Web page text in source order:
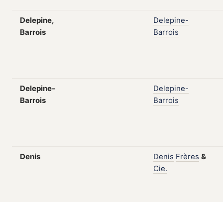
Delepine,
Barrois
Delepine-
Barrois
Delepine-
Barrois
Delepine-
Barrois
Denis Denis Frères &
Cie.